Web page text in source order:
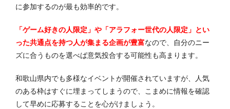
に参加するのが最も効率的です。
「ゲーム好きの人限定」や「アラフォー世代の人限定」とい
った共通点を持つ人が集まる企画が豊富なので、自分のニー
ズに合うものを選べば意気投合する可能性も高まります。
和歌山県内でも多様なイベントが開催されていますが、人気
のある枠はすぐに埋まってしまうので、こまめに情報を確認
して早めに応募することを心がけましょう。